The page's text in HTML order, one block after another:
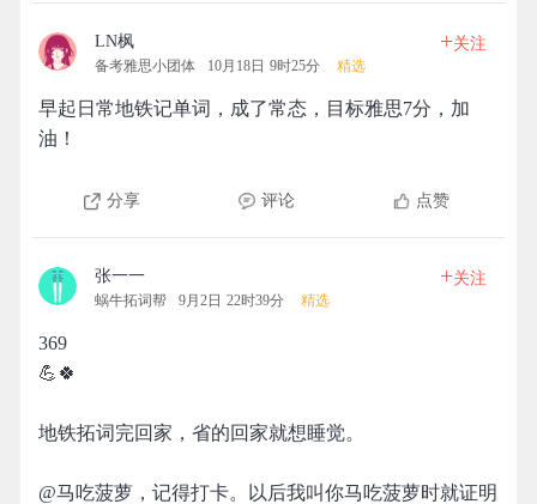
LN枫
备考雅思小团体 10月18日 9时25分 精选
+关注
早起日常地铁记单词，成了常态，目标雅思7分，加
油！
分享 评论 点赞
张一一
蜗牛拓词帮 9月2日 22时39分 精选
+关注
369
💪🍀
地铁拓词完回家，省的回家就想睡觉。
@马吃菠萝，记得打卡。以后我叫你马吃菠萝时就证明